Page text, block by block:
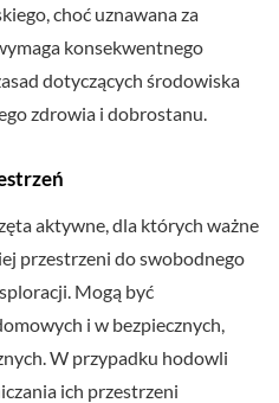
choć uznawana za
konsekwentnego
dotyczących środowiska
zdrowia i dobrostanu.
aktywne, dla których ważne
przestrzeni do swobodnego
Mogą być
i w bezpiecznych,
W przypadku hodowli
ich przestrzeni